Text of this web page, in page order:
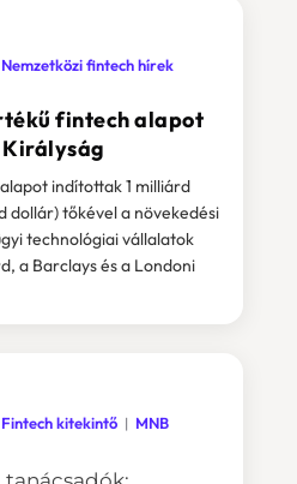
fintech alapot
Nemzetközi fintech hírek
indítottak 1 milliárd
dollár) tőkével a növekedési
technológiai vállalatok
a Barclays és a Londoni
Fintech kitekintő
MNB